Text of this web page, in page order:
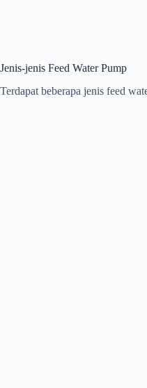
Jenis-jenis Feed Water Pump
Terdapat beberapa jenis feed